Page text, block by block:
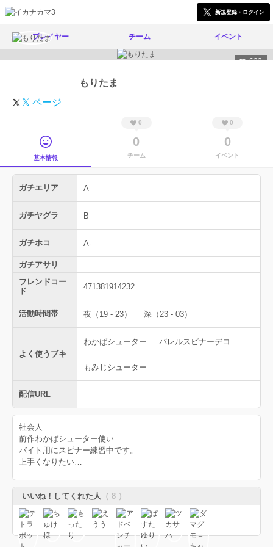
新規登録・ログイン
プレイヤー チーム イベント
622
もりたま
𝕏 ページ
基本情報
0
0
チーム
0
0
イベント
ガチエリア A
ガチヤグラ B
ガチホコ A-
ガチアサリ
フレンドコー
ド
471381914232
活動時間帯 夜（19 - 23） 深（23 - 03）
よく使うブキ
わかばシューター バレルスピナーデコ
もみじシューター
配信URL
社会人
前作わかばシューター使い
バイト用にスピナー練習中です。
上手くなりたい…
いいね！してくれた人 （ 8 ）